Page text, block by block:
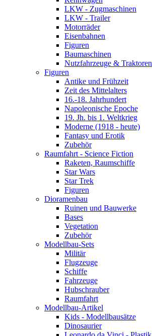
LKW - Zugmaschinen
LKW - Trailer
Motorräder
Eisenbahnen
Figuren
Baumaschinen
Nutzfahrzeuge & Traktoren
Figuren
Antike und Frühzeit
Zeit des Mittelalters
16.-18. Jahrhundert
Napoleonische Epoche
19. Jh. bis 1. Weltkrieg
Moderne (1918 - heute)
Fantasy und Erotik
Zubehör
Raumfahrt - Science Fiction
Raketen, Raumschiffe
Star Wars
Star Trek
Figuren
Dioramenbau
Ruinen und Bauwerke
Bases
Vegetation
Zubehör
Modellbau-Sets
Militär
Flugzeuge
Schiffe
Fahrzeuge
Hubschrauber
Raumfahrt
Modellbau-Artikel
Kids - Modellbausätze
Dinosaurier